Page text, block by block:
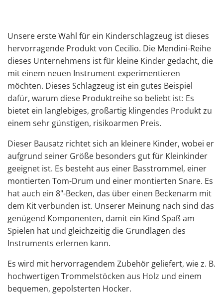
Unsere erste Wahl für ein Kinderschlagzeug ist dieses
hervorragende Produkt von Cecilio. Die Mendini-Reihe
dieses Unternehmens ist für kleine Kinder gedacht, die
mit einem neuen Instrument experimentieren
möchten. Dieses Schlagzeug ist ein gutes Beispiel
dafür, warum diese Produktreihe so beliebt ist: Es
bietet ein langlebiges, großartig klingendes Produkt zu
einem sehr günstigen, risikoarmen Preis.
Dieser Bausatz richtet sich an kleinere Kinder, wobei er
aufgrund seiner Größe besonders gut für Kleinkinder
geeignet ist. Es besteht aus einer Basstrommel, einer
montierten Tom-Drum und einer montierten Snare. Es
hat auch ein 8"-Becken, das über einen Beckenarm mit
dem Kit verbunden ist. Unserer Meinung nach sind das
genügend Komponenten, damit ein Kind Spaß am
Spielen hat und gleichzeitig die Grundlagen des
Instruments erlernen kann.
Es wird mit hervorragendem Zubehör geliefert, wie z. B.
hochwertigen Trommelstöcken aus Holz und einem
bequemen, gepolsterten Hocker.